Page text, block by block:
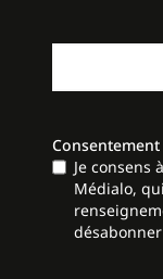
Consentement
Je consens
Médialo,